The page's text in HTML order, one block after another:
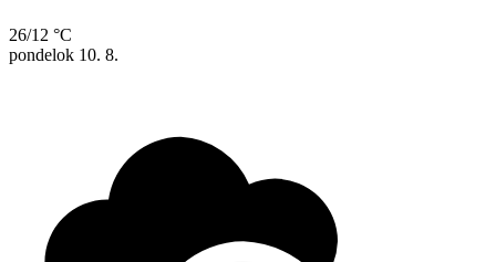
26/12 °C
pondelok 10. 8.